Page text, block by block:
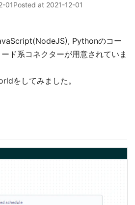
01Posted at 2021-12-01
Pythonのコー
ド系コネクターが用意されていま
をしてみました。